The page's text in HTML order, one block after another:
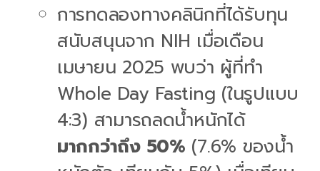
การทดลองทางคลินิกที่ได้รับทุน
สนับสนุนจาก NIH เมื่อเดือน
เมษายน 2025 พบว่า ผู้ที่ทำ
Whole Day Fasting (ในรูปแบบ
4:3) สามารถลดน้ำหนักได้
มากกว่าถึง 50% (7.6% ของน้ำ